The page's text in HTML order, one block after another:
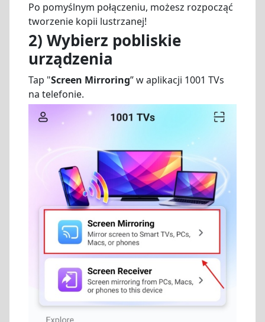
Po pomyślnym połączeniu, możesz rozpocząć
tworzenie kopii lustrzanej!
2) Wybierz pobliskie
urządzenia
Tap "Screen Mirroring” w aplikacji 1001 TVs
na telefonie.